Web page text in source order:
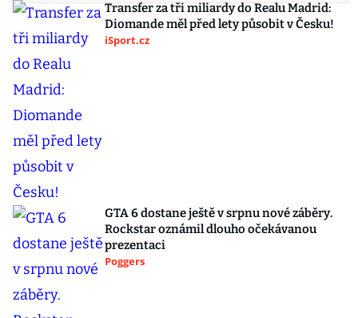
Transfer za tři miliardy do Realu Madrid:
Diomande měl před lety působit v Česku!
iSport.cz
GTA 6 dostane ještě v srpnu nové záběry.
Rockstar oznámil dlouho očekávanou
prezentaci
Poggers